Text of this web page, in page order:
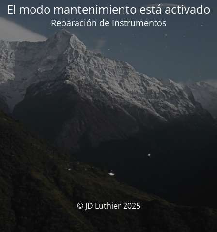
El modo mantenimiento está activado
Reparación de Instrumentos
© JD Luthier 2025